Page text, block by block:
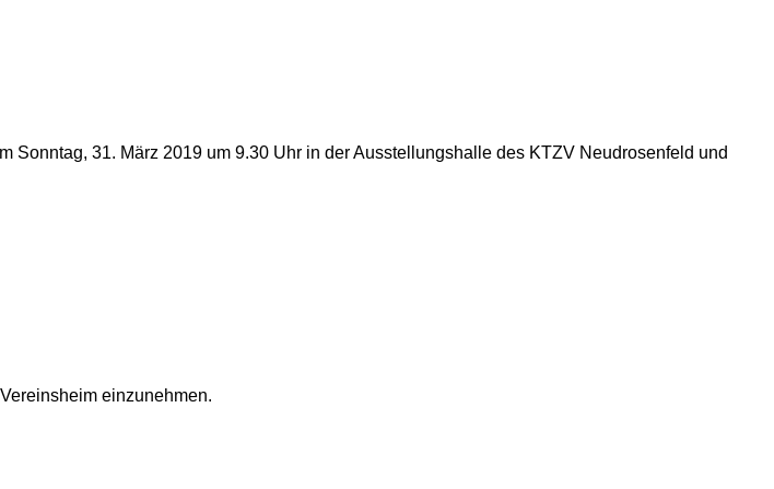
31. März 2019 um 9.30 Uhr in der Ausstellungshalle des KTZV Neudrosenfeld und
einzunehmen.